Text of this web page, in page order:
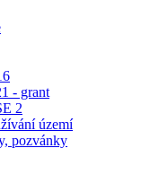
- grant
2
území
pozvánky